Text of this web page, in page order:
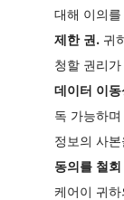
대해 이의
제한 권. 귀
청할 권리
데이터 이
독 가능하
정보의 사
동의를 철
케어이 귀